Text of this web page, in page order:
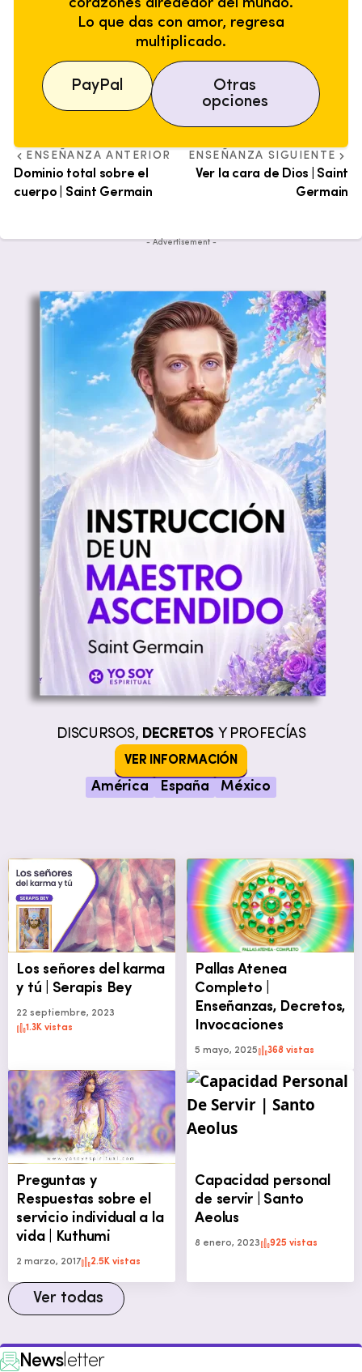
corazones alrededor del mundo.
Lo que das con amor, regresa
multiplicado.
PayPal
Otras
opciones
ENSEÑANZA ANTERIOR
Dominio total sobre el
cuerpo | Saint Germain
ENSEÑANZA SIGUIENTE
Ver la cara de Dios | Saint
Germain
- Advertisement -
DISCURSOS, DECRETOS Y PROFECÍAS
VER INFORMACIÓN
América España México
Los señores del karma
y tú | Serapis Bey
22 septiembre, 2023
1.3K vistas
Pallas Atenea
Completo |
Enseñanzas, Decretos,
Invocaciones
5 mayo, 2025 368 vistas
Preguntas y
Respuestas sobre el
servicio individual a la
vida | Kuthumi
2 marzo, 2017 2.5K vistas
Capacidad personal
de servir | Santo
Aeolus
8 enero, 2023 925 vistas
Ver todas
Newsletter